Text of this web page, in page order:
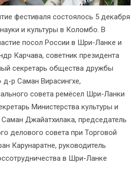
фестиваля состоялось 5 декабря
и культуры в Коломбо. В
посол России в Шри-Ланке и
Карчава, советник президента
секретарь общества дружбы
р Саман Вирасингхе,
совета ремёсел Шри-Ланки
Министерства культуры и
Джайатхилака, председатель
делового совета при Торговой
Карунаратне, руководитель
в Шри-Ланке